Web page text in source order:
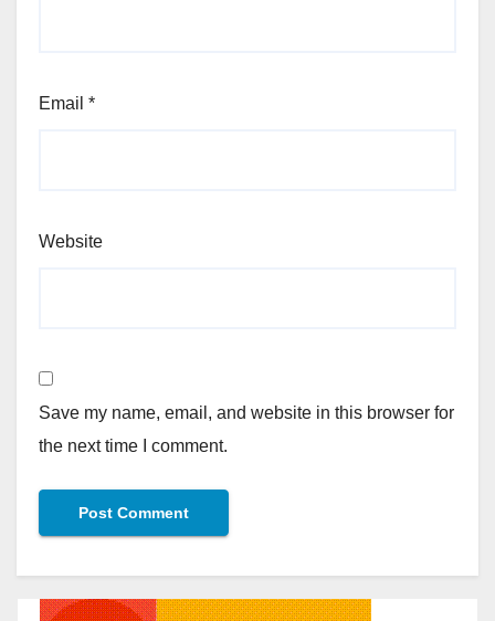
Email *
Website
Save my name, email, and website in this browser for
the next time I comment.